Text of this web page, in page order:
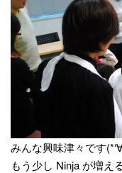
みんな興味津々です
もう少し Ninja が増え